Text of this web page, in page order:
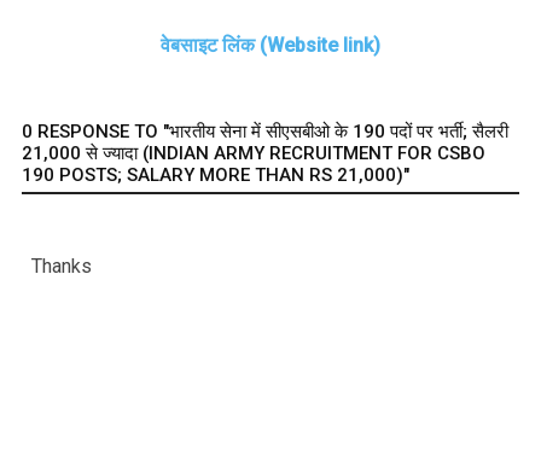
वेबसाइट लिंक (Website link)
0 RESPONSE TO "भारतीय सेना में सीएसबीओ के 190 पदों पर भर्ती; सैलरी
21,000 से ज्यादा (INDIAN ARMY RECRUITMENT FOR CSBO
190 POSTS; SALARY MORE THAN RS 21,000)"
Thanks